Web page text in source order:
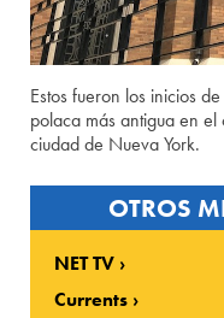
Estos fueron los inicios
polaca más antigua en
ciudad de Nueva York.
OTROS
NET TV
Currents